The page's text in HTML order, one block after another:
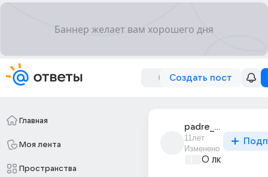
Создать пост
Главная
Моя лента
Пространства
padre_105
11лет
Изменено
О любви без